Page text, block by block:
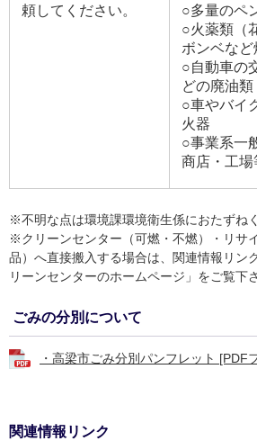
頼してください。
○多量のペ
○火薬類（
ボンベな
○自動車の
どの廃油類
○車やバイ
火器
○事業系一
商店・工場
※不明な点は環境課環境衛生係におたずね
※クリーンセンター（可燃・不燃）・リサ
品）へ直接搬入する場合は、関連情報リン
リーンセンターのホームページ」をご覧下さ
ごみの分別について
・高梁市ごみ分別パンフレット [PDF
関連情報リンク